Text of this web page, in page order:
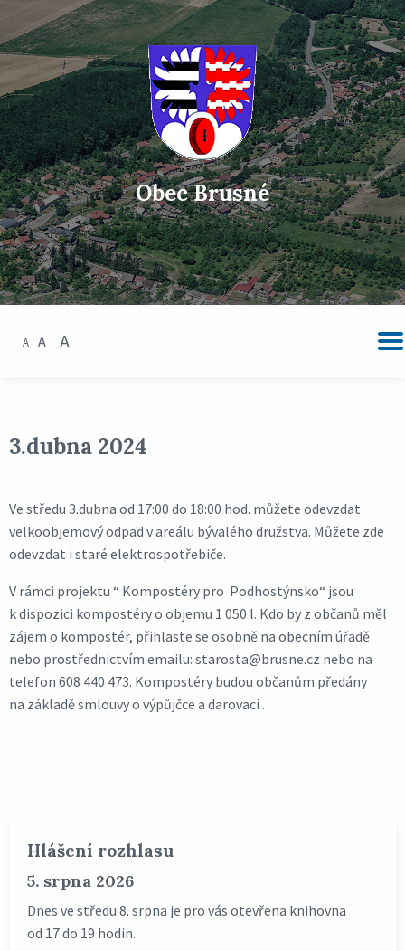
Obec Brusné
A A A
3.dubna 2024
Ve středu 3.dubna od 17:00 do 18:00 hod. můžete odevzdat
velkoobjemový odpad v areálu bývalého družstva. Můžete zde
odevzdat i staré elektrospotřebiče.
V rámci projektu “ Kompostéry pro Podhostýnsko“ jsou
k dispozici kompostéry o objemu 1 050 l. Kdo by z občanů měl
zájem o kompostér, přihlaste se osobně na obecním úřadě
nebo prostřednictvím emailu: starosta@brusne.cz nebo na
telefon 608 440 473. Kompostéry budou občanům předány
na základě smlouvy o výpůjčce a darovací .
Hlášení rozhlasu
5. srpna 2026
Dnes ve středu 8. srpna je pro vás otevřena knihovna
od 17 do 19 hodin.